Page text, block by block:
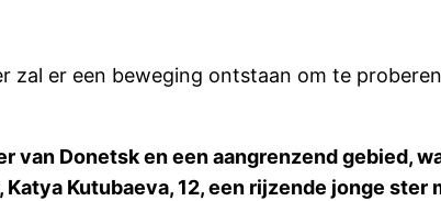
zal er een beweging ontstaan om te
Donetsk en een aangrenzend gebied,
Kutubaeva, 12, een rijzende jonge ster